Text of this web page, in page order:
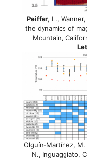
Peiffer, L.,
the dynamics of
Mountain,
Olguín-Martínez, M.
N., Inguaggiato,